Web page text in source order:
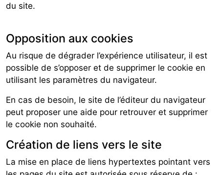
du site.
Opposition aux cookies
Au risque de dégrader l’expérience utilisateur, il est
possible de s’opposer et de supprimer le cookie en
utilisant les paramètres du navigateur.
En cas de besoin, le site de l’éditeur du navigateur
peut proposer une aide pour retrouver et supprimer
le cookie non souhaité.
Création de liens vers le site
La mise en place de liens hypertextes pointant vers